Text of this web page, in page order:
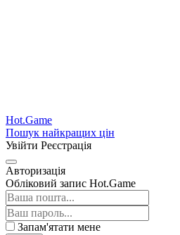
Hot.Game
Пошук найкращих цін
Увійти Реєстрація
Авторизація
Обліковий запис Hot.Game
Запам'ятати мене